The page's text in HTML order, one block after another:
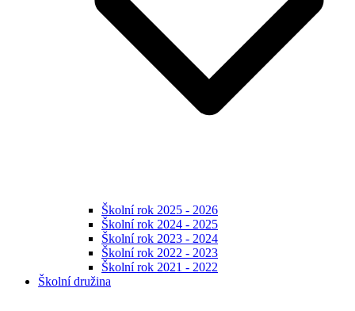
Školní rok 2025 - 2026
Školní rok 2024 - 2025
Školní rok 2023 - 2024
Školní rok 2022 - 2023
Školní rok 2021 - 2022
Školní družina